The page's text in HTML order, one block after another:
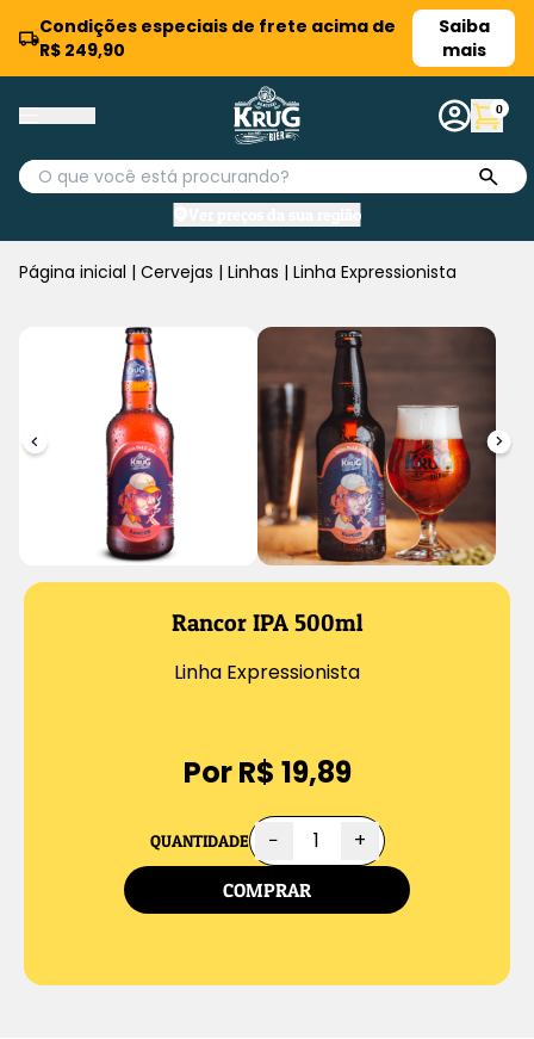
Condições especiais de frete acima de
R$ 249,90
Saiba
mais
Ver preços da sua região
0
Página inicial | Cervejas | Linhas | Linha Expressionista
Rancor IPA 500ml
Linha Expressionista
Por R$ 19,89
QUANTIDADE − +
COMPRAR